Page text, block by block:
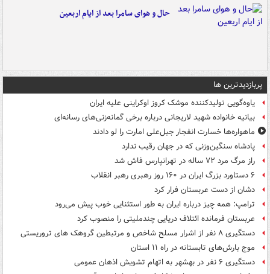
حال و هوای سامرا بعد از ایام اربعین
پربازدیدترین ها
یاوه‌گویی تولیدکننده موشک کروز اوکراینی علیه ایران
بیانیه خانواده شهید لاریجانی درباره برخی گمانه‌زنی‌های رسانه‌ای
ماهواره‌ها خسارت انفجار جبل‌علی امارت را لو دادند
پادشاه سنگین‌وزنی که در جهان رقیب ندارد
راز مرگ مرد ۷۲ ساله در تهرانپارس فاش شد
۶ دستاورد بزرگ ایران در ۱۶۰ روز رهبری رهبر انقلاب
دشان از دست عربستان فرار کرد
ترامپ: همه چیز درباره ایران به طور استثنایی خوب پیش می‌رود
عربستان فرمانده ائتلاف دریایی چندملیتی را منصوب کرد
دستگیری ۸ نفر از اشرار مسلح شاخص و مرتبطین گروهک های تروریستی
موج بارش‌های تابستانه در راه ۱۱ استان
دستگیری ۶ نفر در بهشهر به اتهام تشویش اذهان عمومی